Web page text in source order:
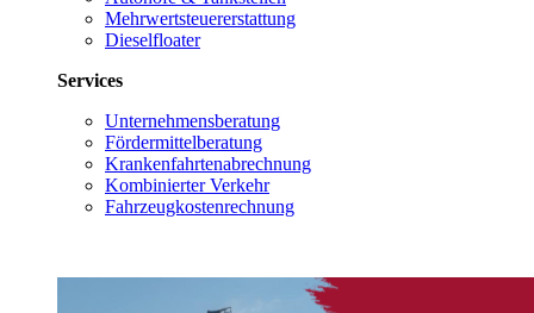
Mehrwertsteuererstattung
Dieselfloater
Services
Unternehmensberatung
Fördermittelberatung
Krankenfahrtenabrechnung
Kombinierter Verkehr
Fahrzeugkostenrechnung